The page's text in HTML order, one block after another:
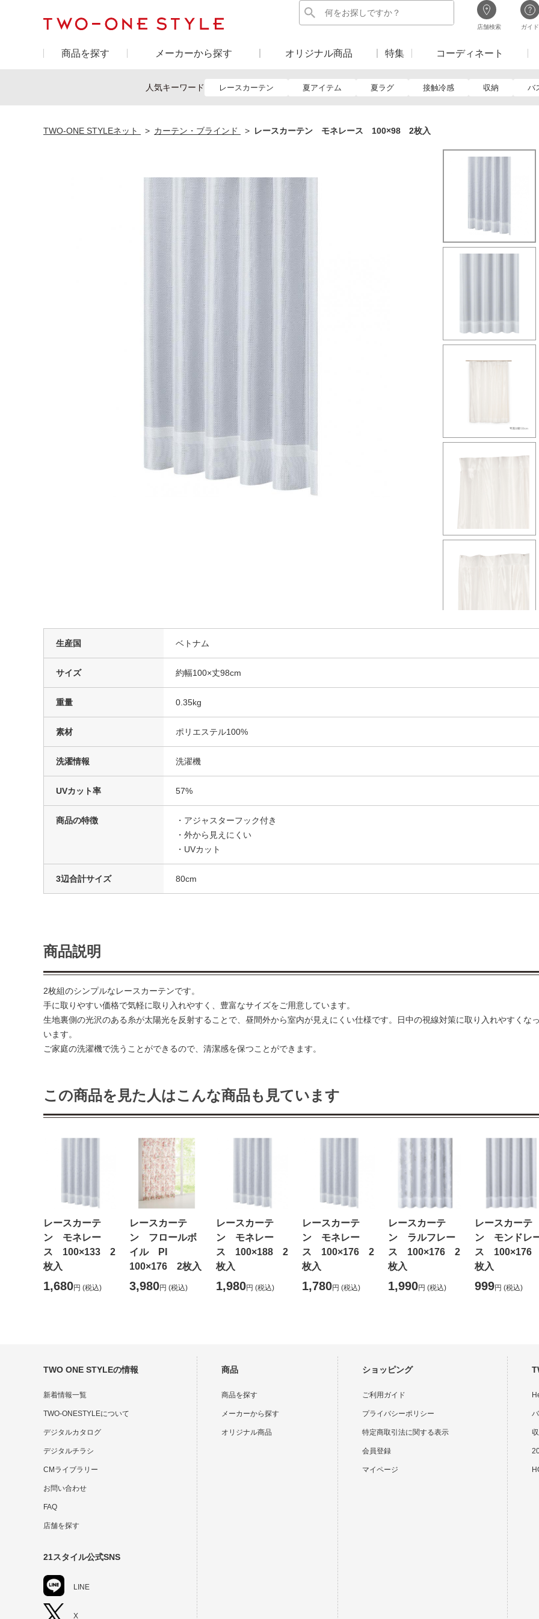
店舗検索 ガイド
商品を探す メーカーから探す オリジナル商品 特集 コーディネート
人気キーワード レースカーテン 夏アイテム 夏ラグ 接触冷感 収納 バ
TWO-ONE STYLEネット カーテン・ブラインド レースカーテン モネレース 100×98 2枚入
生産国 ベトナム
サイズ 約幅100×丈98cm
重量 0.35kg
素材 ポリエステル100%
洗濯情報 洗濯機
UVカット率 57%
商品の特徴
・アジャスターフック付き
・外から見えにくい
・UVカット
3辺合計サイズ 80cm
商品説明
2枚組のシンプルなレースカーテンです。
手に取りやすい価格で気軽に取り入れやすく、豊富なサイズをご用意しています。
生地裏側の光沢のある糸が太陽光を反射することで、昼間外から室内が見えにくい仕様です。日中の視線対策に取り入れやすくな
います。
ご家庭の洗濯機で洗うことができるので、清潔感を保つことができます。
この商品を見た人はこんな商品も見ています
レースカーテ
ン モネレー
ス 100×133 2
枚入
1,680円 (税込)
レースカーテ
ン フロールボ
イル PI
100×176 2枚入
3,980円 (税込)
レースカーテ
ン モネレー
ス 100×188 2
枚入
1,980円 (税込)
レースカーテ
ン モネレー
ス 100×176 2
枚入
1,780円 (税込)
レースカーテ
ン ラルフレー
ス 100×176 2
枚入
1,990円 (税込)
レースカーテ
ン モンドレ
ス 100×176
枚入
999円 (税込)
TWO ONE STYLEの情報
新着情報一覧
TWO-ONESTYLEについて
デジタルカタログ
デジタルチラシ
CMライブラリー
お問い合わせ
FAQ
店舗を探す
21スタイル公式SNS
LINE
X
商品
商品を探す
メーカーから探す
オリジナル商品
ショッピング
ご利用ガイド
プライバシーポリシー
特定商取引法に関する表示
会員登録
マイページ